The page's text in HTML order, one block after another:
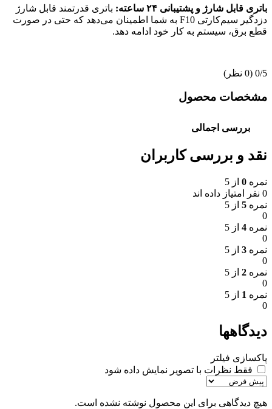
باتری قابل شارژ و پشتیبانی ۲۴ ساعته:
باتری قدرتمند قابل شارژ
دزدگیر سیم‌کارتی F10 به شما اطمینان می‌دهد که حتی در صورت
قطع برق، سیستم به کار خود ادامه دهد.
‫0/5 ‫(0 نظر)
مشخصات محصول
بررسی اجمالی
نقد و بررسی کاربران
نمره 0 از 5
0 نفر امتیاز داده اند
نمره 5 از 5
0
نمره 4 از 5
0
نمره 3 از 5
0
نمره 2 از 5
0
نمره 1 از 5
0
دیدگاهها
پاکسازی فیلتر
فقط نظرات با تصویر نمایش داده شود
هیچ دیدگاهی برای این محصول نوشته نشده است.